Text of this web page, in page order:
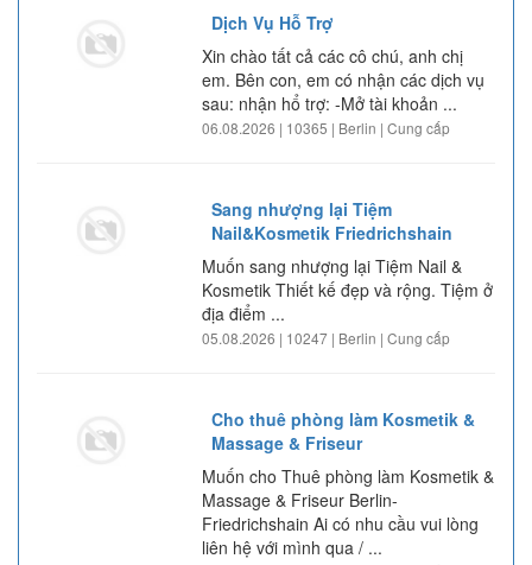
Dịch Vụ Hỗ Trợ
Xin chào tất cả các cô chú, anh chị
em. Bên con, em có nhận các dịch vụ
sau: nhận hổ trợ: -Mở tài khoản ...
06.08.2026 | 10365 | Berlin | Cung cấp
Sang nhượng lại Tiệm
Nail&Kosmetik Friedrichshain
Muốn sang nhượng lại Tiệm Nail &
Kosmetik Thiết kế đẹp và rộng. Tiệm ở
địa điểm ...
05.08.2026 | 10247 | Berlin | Cung cấp
Cho thuê phòng làm Kosmetik &
Massage & Friseur
Muốn cho Thuê phòng làm Kosmetik &
Massage & Friseur Berlin-
Friedrichshain Ai có nhu cầu vui lòng
liên hệ với mình qua / ...